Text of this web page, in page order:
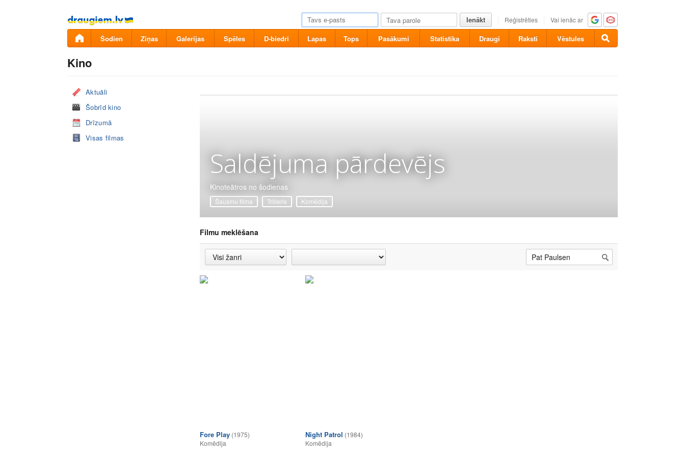
Pāriet
uz
saturu
Ienākt Reģistrēties Vai ienāc ar
Šodien Ziņas Galerijas Spēles D-biedri Lapas Tops Pasākumi Statistika Draugi Raksti Vēstules
Kino
Aktuāli
Šobrīd kino
Drīzumā
Visas filmas
Saldējuma pārdevējs
Kinoteātros no šodienas
Šausmu filma Trilleris Komēdija
Filmu meklēšana
Fore Play (1975)
Komēdija
Night Patrol (1984)
Komēdija